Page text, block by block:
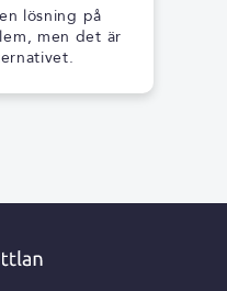
lösning på
men det är